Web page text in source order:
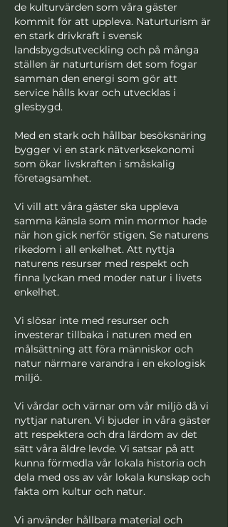
de kulturvärden som våra gäster
kommit för att uppleva. Naturturism är
en stark drivkraft i svensk
landsbygdsutveckling och på många
ställen är naturturism det som fogar
samman den energi som gör att
service hålls kvar och utvecklas i
glesbygd.
Med en stark och hållbar besöksnäring
bygger vi en stark nätverksekonomi
som ökar livskraften i småskalig
företagsamhet.
Vi vill att våra gäster ska uppleva
samma känsla som min mormor hade
när hon gick nerför stigen. Se naturens
rikedom i all enkelhet. Att nyttja
naturens resurser med respekt och
finna lyckan med moder natur i livets
enkelhet.
Vi slösar inte med resurser och
investerar tillbaka i naturen med en
målsättning att föra människor och
natur närmare varandra i en ekologisk
miljö.
Vi vårdar och värnar om vår miljö då vi
nyttjar naturen. Vi bjuder in våra gäster
att respektera och dra lärdom av det
sätt våra äldre levde. Vi satsar på att
kunna förmedla vår lokala historia och
dela med oss av vår lokala kunskap och
fakta om kultur och natur.
Vi använder hållbara material och